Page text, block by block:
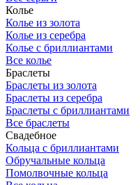
Колье
Колье из золота
Колье из серебра
Колье с бриллиантами
Все колье
Браслеты
Браслеты из золота
Браслеты из серебра
Браслеты с бриллиантами
Все браслеты
Свадебное
Кольца с бриллиантами
Обручальные кольца
Помолвочные кольца